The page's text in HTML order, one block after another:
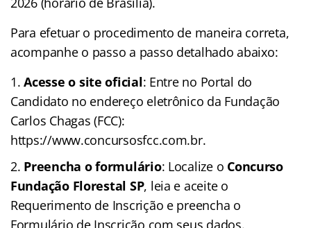
Para efetuar o procedimento de maneira correta,
acompanhe o passo a passo detalhado abaixo:
Acesse o site oficial: Entre no Portal do
Candidato no endereço eletrônico da Fundação
Carlos Chagas (FCC):
https://www.concursosfcc.com.br.
Preencha o formulário: Localize o Concurso
Fundação Florestal SP, leia e aceite o
Requerimento de Inscrição e preencha o
Formulário de Inscrição com seus dados.